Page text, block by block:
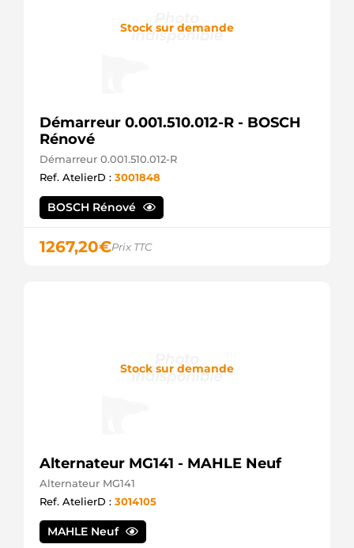
Stock sur demande
Démarreur 0.001.510.012-R - BOSCH
Rénové
Démarreur 0.001.510.012-R
Ref. AtelierD : 3001848
BOSCH Rénové
1267,20€Prix TTC
Stock sur demande
Alternateur MG141 - MAHLE Neuf
Alternateur MG141
Ref. AtelierD : 3014105
MAHLE Neuf